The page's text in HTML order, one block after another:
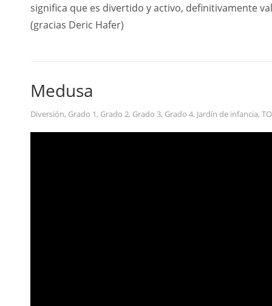
significa que es divertido y activo, definitivamente
(gracias Deric Hafer)
Medusa
Diversión, Grado 1, Grado 2, Grado 3, Grado 4, Jardín de infancia,